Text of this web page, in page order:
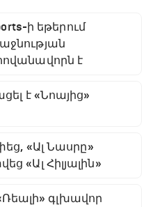
ի եթերում
է
է «Նոայից»
«Ալ Նասրը»
«Ալ Հիլյալին»
գլխավոր